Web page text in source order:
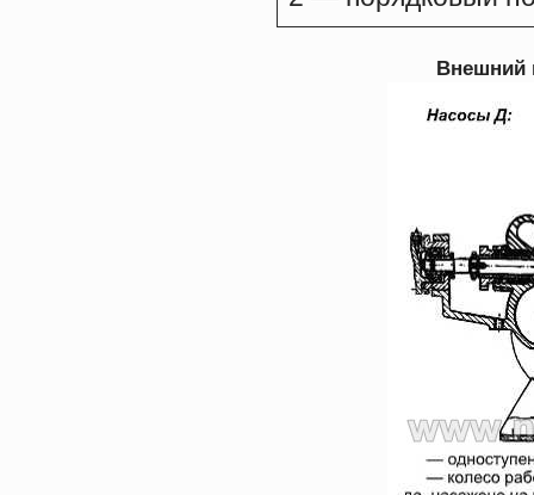
Внешний